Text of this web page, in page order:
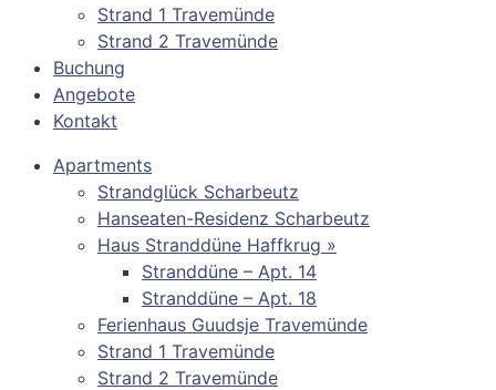
Strand 1 Travemünde
Strand 2 Travemünde
Buchung
Angebote
Kontakt
Apartments
Strandglück Scharbeutz
Hanseaten-Residenz Scharbeutz
Haus Stranddüne Haffkrug »
Stranddüne – Apt. 14
Stranddüne – Apt. 18
Ferienhaus Guudsje Travemünde
Strand 1 Travemünde
Strand 2 Travemünde